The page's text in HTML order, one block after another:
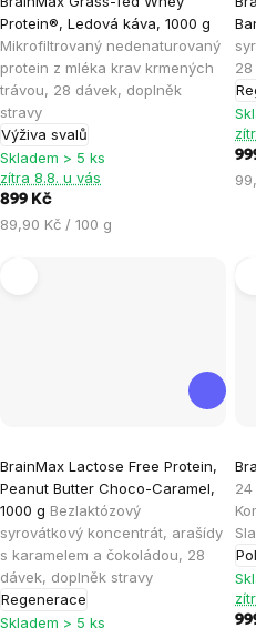
Protein®, Ledová káva, 1000 g
Mikrofiltrovaný nedenaturovaný
protein z mléka krav krmených
trávou, 28 dávek, doplněk
stravy
Výživa svalů
hodnocení
produktu
je
4,9
z
5
hvězdiček.
Skladem > 5 ks
zítra 8.8. u vás
899 Kč
Měrná
89,90 Kč / 100 g
je
z
5
BrainMax Lactose Free Protein,
Peanut Butter Choco-Caramel,
1000 g Bezlaktózový
syrovátkový koncentrát, arašídy
s karamelem a čokoládou, 28
dávek, doplněk stravy
Regenerace
hodnocení
produktu
je
5,0
z
5
Skladem > 5 ks
je
z
5